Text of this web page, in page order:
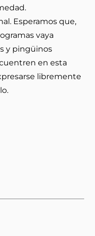
Esperamos que,
vaya
y pingüinos
en esta
libremente